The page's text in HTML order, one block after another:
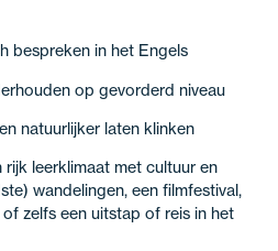
bespreken in het Engels
op gevorderd niveau
natuurlijker laten klinken
rijk leerklimaat met cultuur en
wandelingen, een filmfestival,
zelfs een uitstap of reis in het